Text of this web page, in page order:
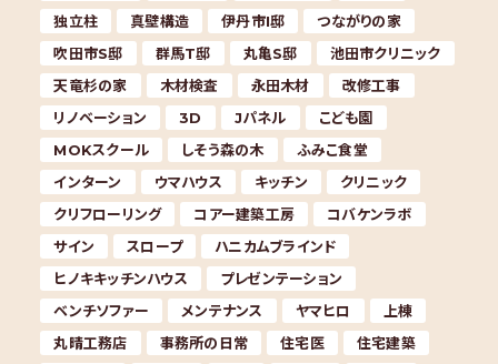
独立柱
真壁構造 伊丹市I邸
つながりの家
吹田市S邸
群馬T邸 丸亀S邸
池田市クリニック
天竜杉の家
木材検査 永田木材
改修工事
リノベーション
3D Jパネル
こども園
MOKスクール
しそう森の木
ふみこ食堂
インターン
ウマハウス キッチン
クリニック
クリフローリング
コアー建築工房
コバケンラボ
サイン
スロープ
ハニカムブラインド
ヒノキキッチンハウス
プレゼンテーション
ベンチソファー
メンテナンス ヤマヒロ
上棟
丸晴工務店
事務所の日常 住宅医
住宅建築